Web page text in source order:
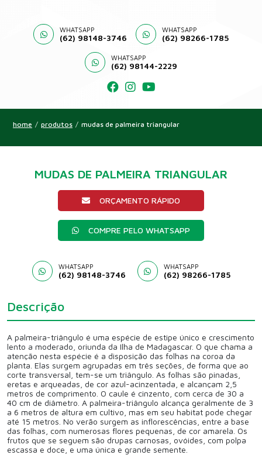
WHATSAPP
(62) 98148-3746
WHATSAPP
(62) 98266-1785
WHATSAPP
(62) 98144-2229
home / produtos / mudas de palmeira triangular
MUDAS DE PALMEIRA TRIANGULAR
ORÇAMENTO RÁPIDO
COMPRE PELO WHATSAPP
WHATSAPP
(62) 98148-3746
WHATSAPP
(62) 98266-1785
Descrição
A palmeira-triângulo é uma espécie de estipe único e crescimento
lento a moderado, oriunda da Ilha de Madagascar. O que chama a
atenção nesta espécie é a disposição das folhas na coroa da
planta. Elas surgem agrupadas em três seções, de forma que ao
corte transversal, tem-se um triângulo. As folhas são pinadas,
eretas e arqueadas, de cor azul-acinzentada, e alcançam 2,5
metros de comprimento. O caule é cinzento, com cerca de 30 a
40 cm de diâmetro. A palmeira-triângulo alcança geralmente de 3
a 6 metros de altura em cultivo, mas em seu habitat pode chegar
até 15 metros. No verão surgem as inflorescências, entre a base
das folhas, com numerosas flores pequenas, de cor amarela. Os
frutos que se seguem são drupas carnosas, ovóides, com polpa
escassa e doce, e uma única e grande semente.